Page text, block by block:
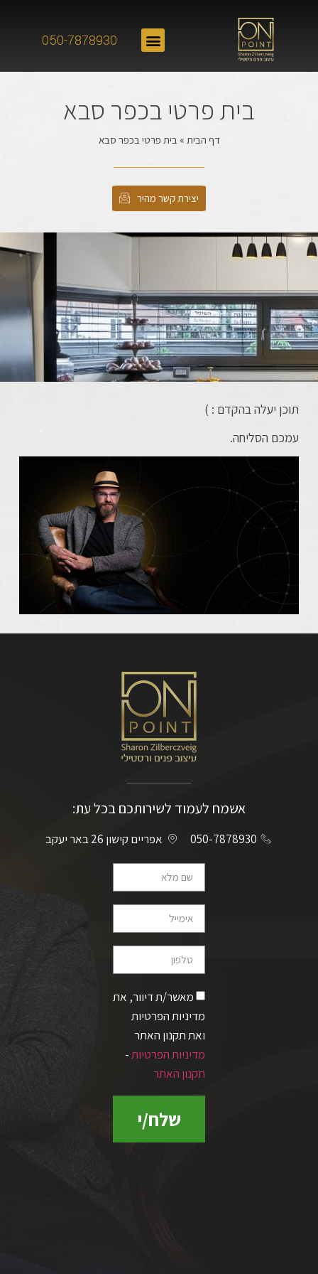
050-7878930
בית פרטי בכפר סבא
דף הבית » בית פרטי בכפר סבא
יצירת קשר מהיר
תוכן יעלה בהקדם : )
עמכם הסליחה.
אשמח לעמוד לשירותכם בכל עת:
050-7878930 אפריים קישון 26 באר יעקב
מאשר/ת דיוור, את
מדיניות הפרטיות
ואת תקנון האתר
מדיניות הפרטיות-
תקנון האתר
שלח/י